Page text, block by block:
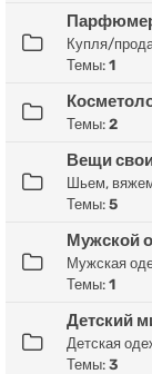
Купля/
Темы: 1
Темы: 2
Вещи
Шьем,
Темы: 5
Мужской
Мужская
Темы: 1
Детский
Детская
Темы: 3